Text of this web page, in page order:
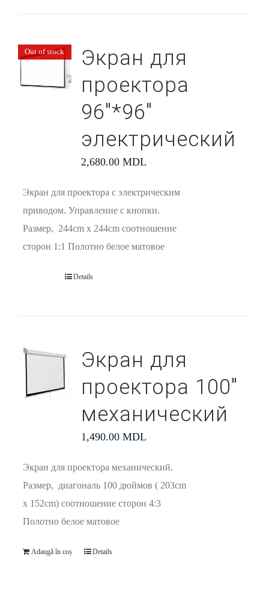
Out of stock
Экран для
проектора
96″*96″
электрический
2,680.00 MDL
Экран для проектора с электрическим
приводом. Управление с кнопки.
Размер, 244cm x 244cm соотношение
сторон 1:1 Полотно белое матовое
Details
Экран для
проектора 100″
механический
1,490.00 MDL
Экран для проектора механический.
Размер, диагональ 100 дюймов ( 203cm
x 152cm) соотношение сторон 4:3
Полотно белое матовое
Adaugă în coș Details